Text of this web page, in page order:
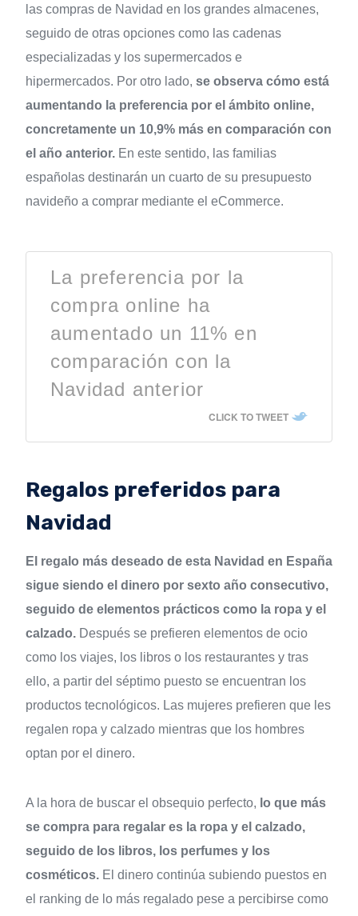
las compras de Navidad en los grandes almacenes,
seguido de otras opciones como las cadenas
especializadas y los supermercados e
hipermercados. Por otro lado, se observa cómo está
aumentando la preferencia por el ámbito online,
concretamente un 10,9% más en comparación con
el año anterior. En este sentido, las familias
españolas destinarán un cuarto de su presupuesto
navideño a comprar mediante el eCommerce.
La preferencia por la
compra online ha
aumentado un 11% en
comparación con la
Navidad anterior
CLICK TO TWEET
Regalos preferidos para
Navidad
El regalo más deseado de esta Navidad en España
sigue siendo el dinero por sexto año consecutivo,
seguido de elementos prácticos como la ropa y el
calzado. Después se prefieren elementos de ocio
como los viajes, los libros o los restaurantes y tras
ello, a partir del séptimo puesto se encuentran los
productos tecnológicos. Las mujeres prefieren que les
regalen ropa y calzado mientras que los hombres
optan por el dinero.
A la hora de buscar el obsequio perfecto, lo que más
se compra para regalar es la ropa y el calzado,
seguido de los libros, los perfumes y los
cosméticos. El dinero continúa subiendo puestos en
el ranking de lo más regalado pese a percibirse como